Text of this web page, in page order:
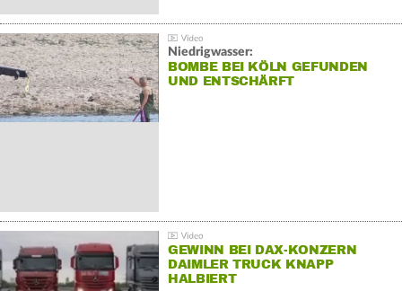
Niedrigwasser:
BOMBE BEI KÖLN GEFUNDEN
UND ENTSCHÄRFT
GEWINN BEI DAX-KONZERN
DAIMLER TRUCK KNAPP
HALBIERT